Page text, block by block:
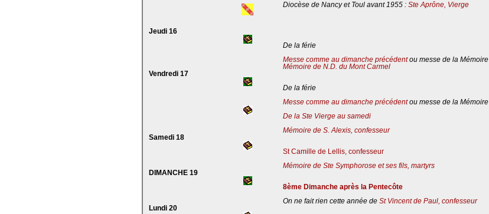
Diocèse de Nancy et Toul avant 1955 : Ste Aprône, Vierge
Jeudi 16
De la férie
Messe comme au dimanche précédentou messe de la Mémoire
Mémoire de N.D. du Mont Carmel
Vendredi 17
De la férie
Messe comme au dimanche précédentou messe de la Mémoire
De la Ste Vierge au samedi
Mémoire de S. Alexis, confesseur
Samedi 18
St Camille de Lellis, confesseur
Mémoire de Ste Symphorose et ses fils, martyrs
DIMANCHE 19
8ème Dimanche après la Pentecôte
On ne fait rien cette année de St Vincent de Paul, confesseur
Lundi 20